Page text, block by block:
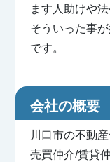
ます人助けや
そういった事
です。
会社の概要
川口市の不動
売買仲介/賃貸